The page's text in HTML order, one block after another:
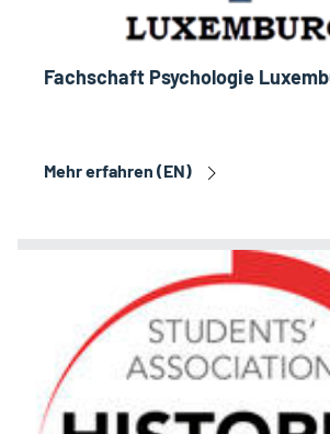
Fachschaft Psychologie
Mehr erfahren (EN)